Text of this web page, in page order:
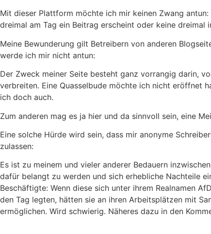
Mit dieser Plattform möchte ich mir keinen Zwang
dreimal am Tag ein Beitrag erscheint oder keine
Meine Bewunderung gilt Betreibern von anderen
werde ich mir nicht antun:
Der Zweck meiner Seite besteht ganz vorrangig darin,
verbreiten. Eine Quasselbude möchte ich nicht eröffnet
ich doch auch.
Zum anderen mag es ja hier und da sinnvoll sein, eine
Eine solche Hürde wird sein, dass mir anonyme
zulassen:
Es ist zu meinem und vieler anderer Bedauern
dafür belangt zu werden und sich erhebliche Nachteile
Beschäftigte: Wenn diese sich unter ihrem Realnamen
den Tag legten, hätten sie an ihren Arbeitsplätzen mit
ermöglichen. Wird schwierig. Näheres dazu in den